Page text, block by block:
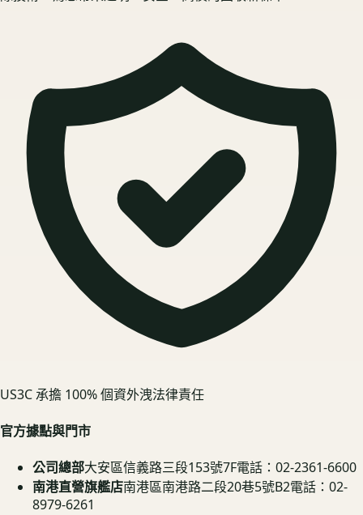
US3C 承擔 100% 個資外洩法律責任
官方據點與門市
公司總部大安區信義路三段153號7F電話：02-2361-6600
南港直營旗艦店南港區南港路二段20巷5號B2電話：02-
8979-6261